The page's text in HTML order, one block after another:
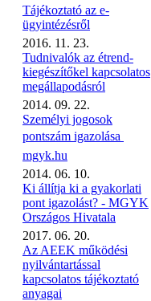
Tájékoztató az e-
ügyintézésről
2016. 11. 23.
Tudnivalók az étrend-
kiegészítőkel kapcsolatos
megállapodásról
2014. 09. 22.
Személyi jogosok
pontszám igazolása 
mgyk.hu
2014. 06. 10.
Ki állítja ki a gyakorlati
pont igazolást? - MGYK
Országos Hivatala
2017. 06. 20.
Az AEEK működési
nyilvántartással
kapcsolatos tájékoztató
anyagai